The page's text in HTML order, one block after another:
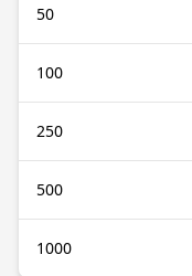
50
100
250
500
1000